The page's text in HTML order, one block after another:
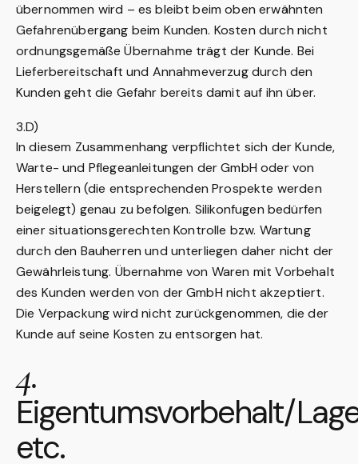
übernommen wird – es bleibt beim oben erwähnten
Gefahrenübergang beim Kunden. Kosten durch nicht
ordnungsgemäße Übernahme trägt der Kunde. Bei
Lieferbereitschaft und Annahmeverzug durch den
Kunden geht die Gefahr bereits damit auf ihn über.
3.D)
In diesem Zusammenhang verpflichtet sich der Kunde,
Warte- und Pflegeanleitungen der GmbH oder von
Herstellern (die entsprechenden Prospekte werden
beigelegt) genau zu befolgen. Silikonfugen bedürfen
einer situationsgerechten Kontrolle bzw. Wartung
durch den Bauherren und unterliegen daher nicht der
Gewährleistung. Übernahme von Waren mit Vorbehalt
des Kunden werden von der GmbH nicht akzeptiert.
Die Verpackung wird nicht zurückgenommen, die der
Kunde auf seine Kosten zu entsorgen hat.
4.
Eigentumsvorbehalt/
etc.